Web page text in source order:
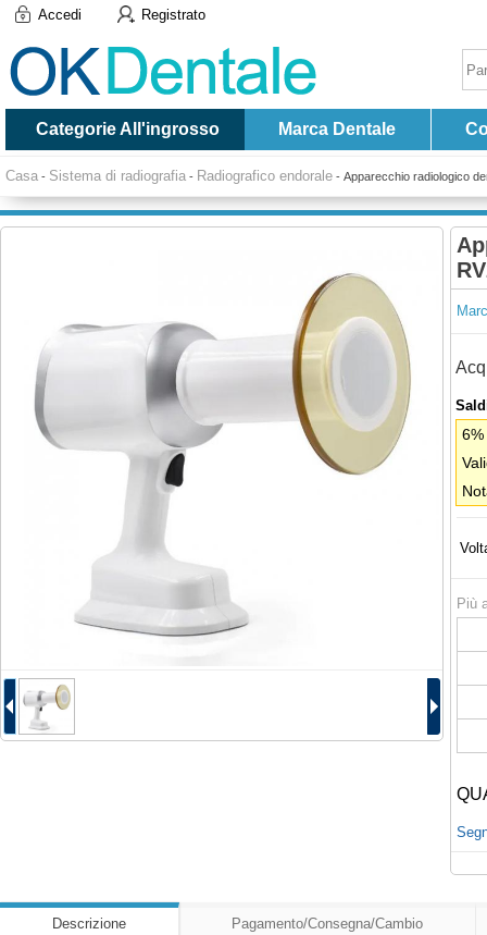
Accedi Registrato
Categorie All'ingrosso Marca Dentale
Casa - Sistema di radiografia - Radiografico endorale - Apparecchio radiologico
Più
Descrizione Pagamento/Consegna/Cambio